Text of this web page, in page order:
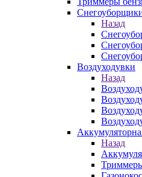
Назад
Воздуходувки
Назад
Назад